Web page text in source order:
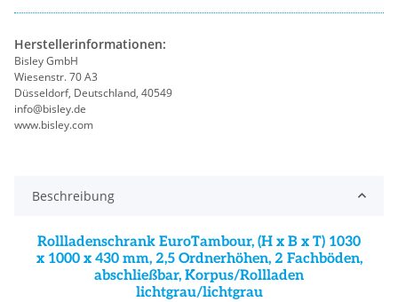
Herstellerinformationen:
Bisley GmbH
Wiesenstr. 70 A3
Düsseldorf, Deutschland, 40549
info@bisley.de
www.bisley.com
Beschreibung
Rollladenschrank EuroTambour, (H x B x T) 1030
x 1000 x 430 mm, 2,5 Ordnerhöhen, 2 Fachböden,
abschließbar, Korpus/Rollladen
lichtgrau/lichtgrau